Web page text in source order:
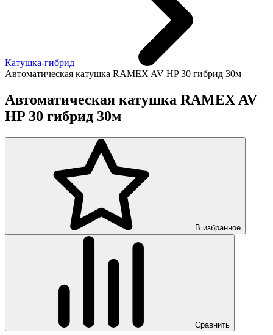
Катушка-гибрид
Автоматическая катушка RAMEX AV HP 30 гибрид 30м
Автоматическая катушка RAMEX AV
HP 30 гибрид 30м
В избранное
Сравнить